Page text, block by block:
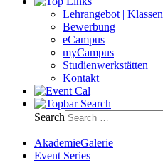
Lehrangebot | Klassen
Bewerbung
eCampus
myCampus
Studienwerkstätten
Kontakt
Search
AkademieGalerie
Event Series